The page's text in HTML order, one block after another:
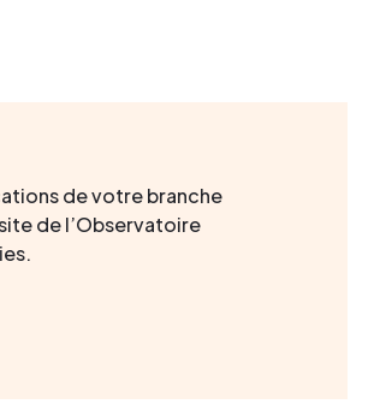
de votre branche
de l’Observatoire